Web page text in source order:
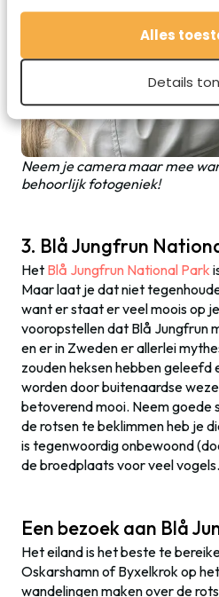
Alles
Details
Neem je camera maar mee
behoorlijk fotogeniek!
3. Blå Jungfrun
Het Blå Jungfrun National Park
Maar laat je dat niet
want er staat er veel moois op
vooropstellen dat Blå Jungfrun
en er in Zweden er allerlei
zouden heksen hebben geleefd
worden door buitenaardse
betoverend mooi. Neem goede
de rotsen te beklimmen heb je
is tegenwoordig onbewoond
de broedplaats voor veel vogels.
Een bezoek aan Blå
Het eiland is het beste te
Oskarshamn of Byxelkrok op
wandelingen maken over de